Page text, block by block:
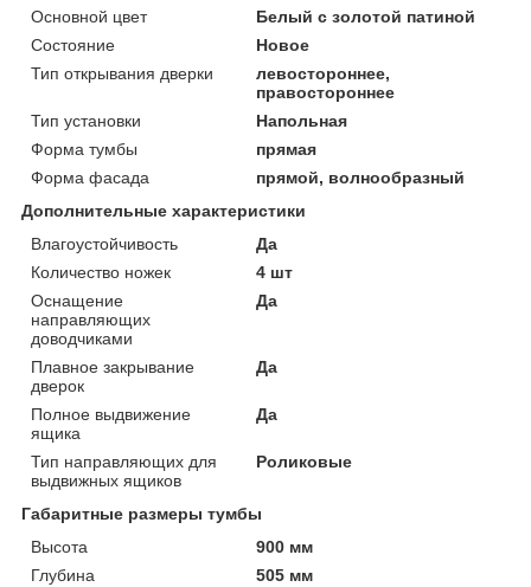
Основной цвет
Белый с золотой патиной
Состояние
Новое
Тип открывания дверки
левостороннее,
правостороннее
Тип установки
Напольная
Форма тумбы
прямая
Форма фасада
прямой, волнообразный
Дополнительные характеристики
Влагоустойчивость
Да
Количество ножек
4 шт
Оснащение
направляющих
доводчиками
Да
Плавное закрывание
дверок
Да
Полное выдвижение
ящика
Да
Тип направляющих для
выдвижных ящиков
Роликовые
Габаритные размеры тумбы
Высота
900 мм
Глубина
505 мм